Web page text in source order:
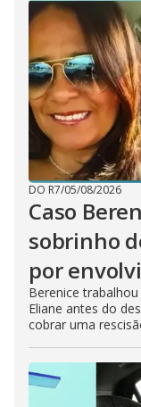
DO R7/05/08/2026
Caso
sobrinho
por
Berenice
Eliane antes do
cobrar uma